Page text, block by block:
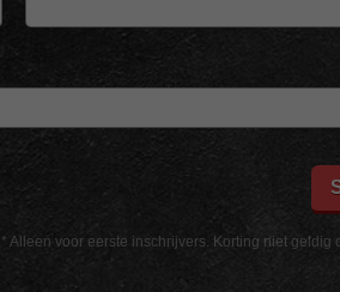
* Alleen voor eerste inschrijvers. Korting niet geldig